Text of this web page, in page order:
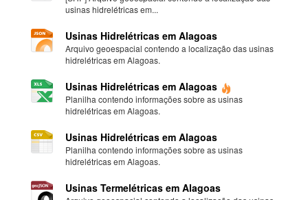
usinas hidrelétricas em...
Usinas Hidrelétricas em Alagoas
Arquivo geoespacial contendo a localização das usinas
hidrelétricas em Alagoas.
Usinas Hidrelétricas em Alagoas
Planilha contendo informações sobre as usinas
hidrelétricas em Alagoas.
Usinas Hidrelétricas em Alagoas
Planilha contendo informações sobre as usinas
hidrelétricas em Alagoas.
Usinas Termelétricas em Alagoas